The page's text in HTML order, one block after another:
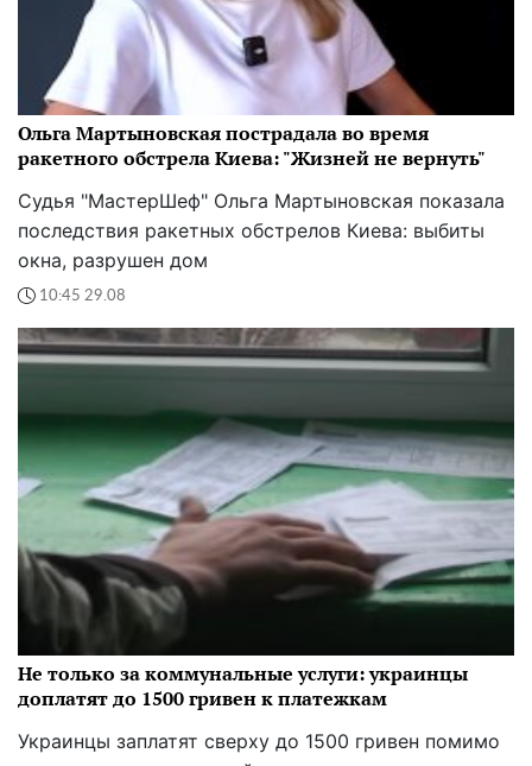
Ольга Мартыновская пострадала во время
ракетного обстрела Киева: "Жизней не вернуть"
Судья "МастерШеф" Ольга Мартыновская показала
последствия ракетных обстрелов Киева: выбиты
окна, разрушен дом
10:45 29.08
Не только за коммунальные услуги: украинцы
доплатят до 1500 гривен к платежкам
Украинцы заплатят сверху до 1500 гривен помимо